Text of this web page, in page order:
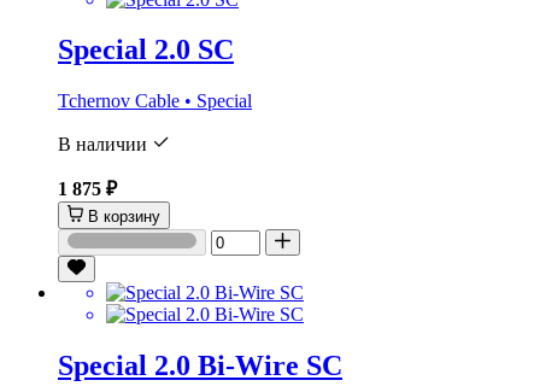
Special 2.0 SC
Tchernov Cable • Special
В наличии
1 875 ₽
В корзину
Special 2.0 Bi-Wire SC